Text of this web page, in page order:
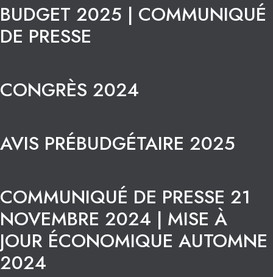
BUDGET 2025 | COMMUNIQUÉ
DE PRESSE
CONGRÈS 2024
AVIS PRÉBUDGÉTAIRE 2025
COMMUNIQUÉ DE PRESSE 21
NOVEMBRE 2024 | MISE À
JOUR ÉCONOMIQUE AUTOMNE
2024